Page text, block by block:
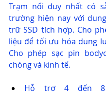
Trạm nối duy nhất có
trường hiện nay với
trữ SSD tích hợp. Cho
liệu để tối ưu hóa dung
Cho phép sạc pin
chóng và kinh tế.
Hỗ trợ 4 đến